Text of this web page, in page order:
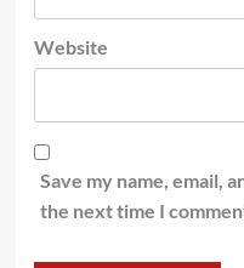
Website
Save my name, email,
the next time I